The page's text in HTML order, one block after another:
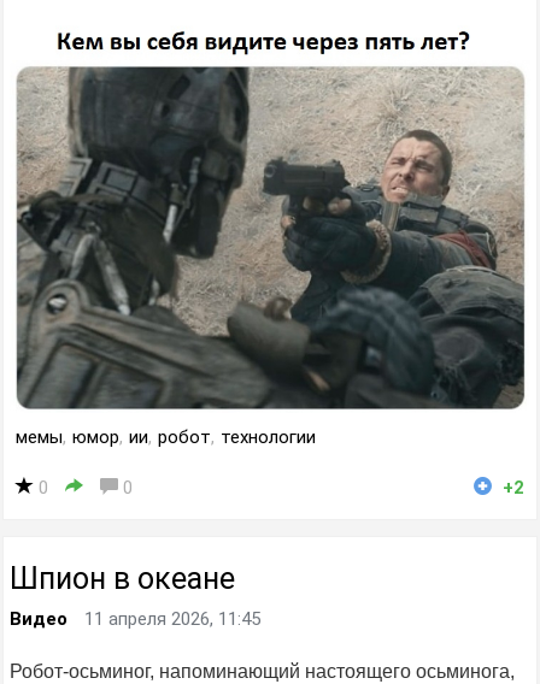
мемы, юмор, ии, робот, технологии
0 0 +2
Шпион в океане
Видео 11 апреля 2026, 11:45
Робот-осьминог, напоминающий настоящего осьминога,